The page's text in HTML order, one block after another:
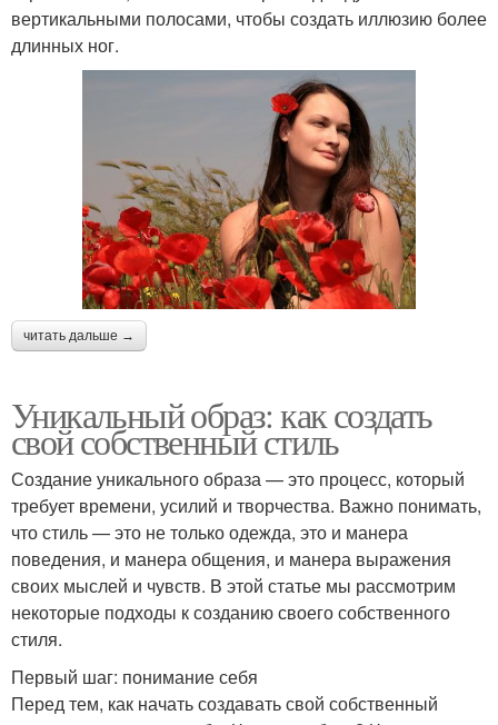
вертикальными полосами, чтобы создать иллюзию более
длинных ног.
читать дальше →
Уникальный образ: как создать
свой собственный стиль
Создание уникального образа — это процесс, который
требует времени, усилий и творчества. Важно понимать,
что стиль — это не только одежда, это и манера
поведения, и манера общения, и манера выражения
своих мыслей и чувств. В этой статье мы рассмотрим
некоторые подходы к созданию своего собственного
стиля.
Первый шаг: понимание себя
Перед тем, как начать создавать свой собственный